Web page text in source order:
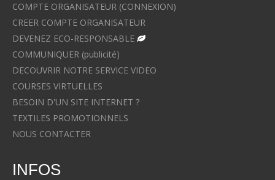
COMPTE ORGANISATEUR (CONNEXION)
CREER COMPTE ORGANISATEUR
DEVENEZ ECO-RESPONSABLE
COMMUNIQUER (publicité)
DECOUVRIR NOTRE SERVICE VIDEO
COURSES VIRTUELLES
BESOIN D'UN SITE INTERNET ?
TEXTILES PROMOTIONNELS
NOUS CONTACTER
INFOS